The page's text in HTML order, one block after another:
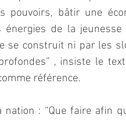
bâtir une
de la jeunesse
se construit ni par les
, insiste le
référence.
: “Que faire afin